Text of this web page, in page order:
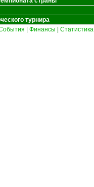
турнира
Финансы Статистика